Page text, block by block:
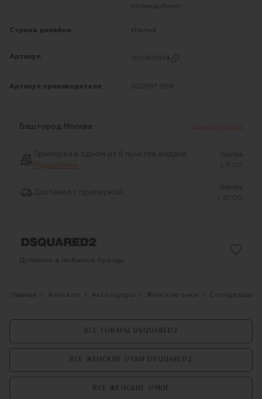
поликарбонат;
Страна дизайна Италия
Артикул 00080974
Артикул производителя D20107 086
Ваш город Москва Другой город
Примерка в одном из 6 пунктов выдачи
Подробнее
Завтра
c 11:00
Доставка с примеркой
Завтра
c 10:00
Добавить в любимые бренды
Главная Женское Аксессуары Женские очки
ВСЕ ТОВАРЫ DSQUARED2
ВСЕ ЖЕНСКИЕ ОЧКИ DSQUARED2
ВСЕ ЖЕНСКИЕ ОЧКИ